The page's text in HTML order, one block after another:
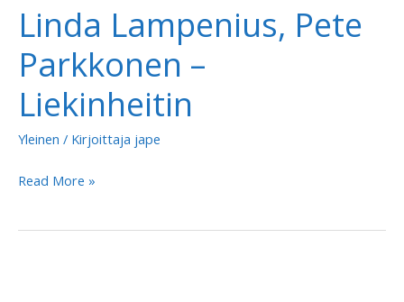
Linda Lampenius, Pete
Parkkonen –
Liekinheitin
Yleinen / Kirjoittaja jape
Linda
Pete
Read More »